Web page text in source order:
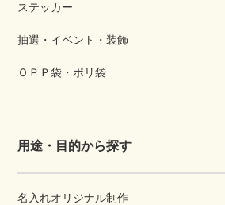
ステッカー
抽選・イベント・装飾
ＯＰＰ袋・ポリ袋
用途・目的から探す
名入れオリジナル制作